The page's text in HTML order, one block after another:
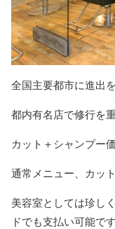
全国主要都市に進出
都内有名店で修行を
カット＋シャンプー価
通常メニュー、カッ
美容室としては珍し
ドでも支払い可能です